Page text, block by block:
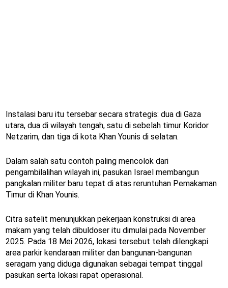
Instalasi baru itu tersebar secara strategis: dua di Gaza
utara, dua di wilayah tengah, satu di sebelah timur Koridor
Netzarim, dan tiga di kota Khan Younis di selatan.
Dalam salah satu contoh paling mencolok dari
pengambilalihan wilayah ini, pasukan Israel membangun
pangkalan militer baru tepat di atas reruntuhan Pemakaman
Timur di Khan Younis.
Citra satelit menunjukkan pekerjaan konstruksi di area
makam yang telah dibuldoser itu dimulai pada November
2025. Pada 18 Mei 2026, lokasi tersebut telah dilengkapi
area parkir kendaraan militer dan bangunan-bangunan
seragam yang diduga digunakan sebagai tempat tinggal
pasukan serta lokasi rapat operasional.